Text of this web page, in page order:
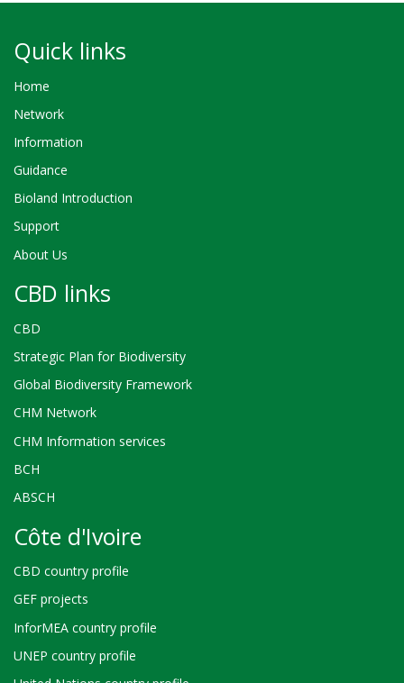
Quick links
Home
Network
Information
Guidance
Bioland Introduction
Support
About Us
CBD links
CBD
Strategic Plan for Biodiversity
Global Biodiversity Framework
CHM Network
CHM Information services
BCH
ABSCH
Côte d'Ivoire
CBD country profile
GEF projects
InforMEA country profile
UNEP country profile